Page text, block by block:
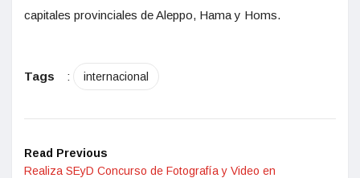
capitales provinciales de Aleppo, Hama y Homs.
Tags : internacional
Read Previous
Realiza SEyD Concurso de Fotografía y Video en